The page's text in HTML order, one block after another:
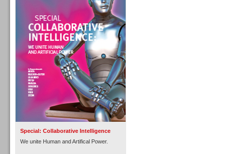
Special: Collaborative Intelligence
We unite Human and Artifical Power.
Personal
Inbound